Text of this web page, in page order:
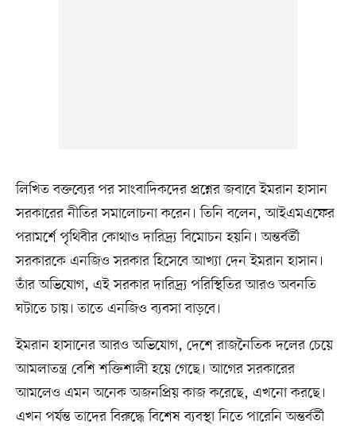
লিখিত বক্তব্যের পর সাংবাদিকদের প্রশ্নের জবাবে ইমরান হাসান
সরকারের নীতির সমালোচনা করেন। তিনি বলেন, আইএমএফের
পরামর্শে পৃথিবীর কোথাও দারিদ্র্য বিমোচন হয়নি। অন্তর্বর্তী
সরকারকে এনজিও সরকার হিসেবে আখ্যা দেন ইমরান হাসান।
তাঁর অভিযোগ, এই সরকার দারিদ্র্য পরিস্থিতির আরও অবনতি
ঘটাতে চায়। তাতে এনজিও ব্যবসা বাড়বে।
ইমরান হাসানের আরও অভিযোগ, দেশে রাজনৈতিক দলের চেয়ে
আমলাতন্ত্র বেশি শক্তিশালী হয়ে গেছে। আগের সরকারের
আমলেও এমন অনেক অজনপ্রিয় কাজ করেছে, এখনো করছে।
এখন পর্যন্ত তাদের বিরুদ্ধে বিশেষ ব্যবস্থা নিতে পারেনি অন্তর্বর্তী